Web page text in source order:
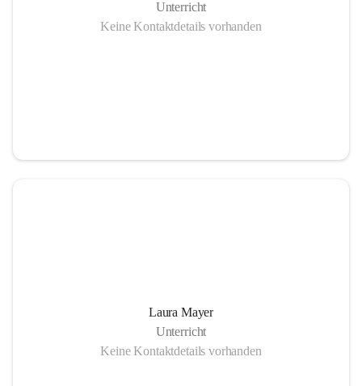
Unterricht
Keine Kontaktdetails vorhanden
Laura Mayer
Unterricht
Keine Kontaktdetails vorhanden